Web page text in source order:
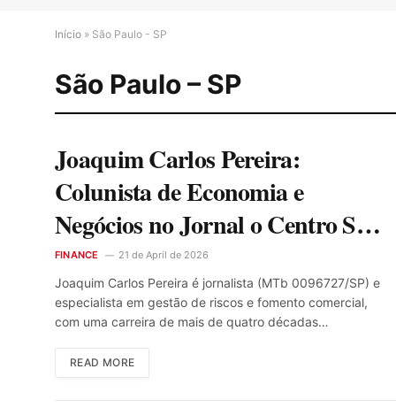
Início » São Paulo - SP
São Paulo – SP
Joaquim Carlos Pereira:
Colunista de Economia e
Negócios no Jornal o Centro São
Paulo
FINANCE 21 de April de 2026
Joaquim Carlos Pereira é jornalista (MTb 0096727/SP) e
especialista em gestão de riscos e fomento comercial,
com uma carreira de mais de quatro décadas…
READ MORE